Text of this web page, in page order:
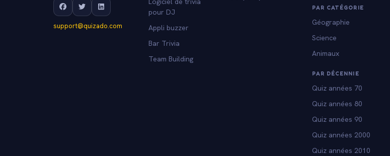
support@quizado.com
pour DJ
Appli buzzer
Bar Trivia
Team Building
PAR CATÉGORIE
Géographie
Science
Animaux
PAR DÉCENNIE
Quiz années 70
Quiz années 80
Quiz années 90
Quiz années 2000
Quiz années 2010